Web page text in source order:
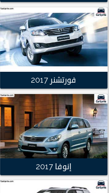
فورتشنر 2017
إنوفا 2017